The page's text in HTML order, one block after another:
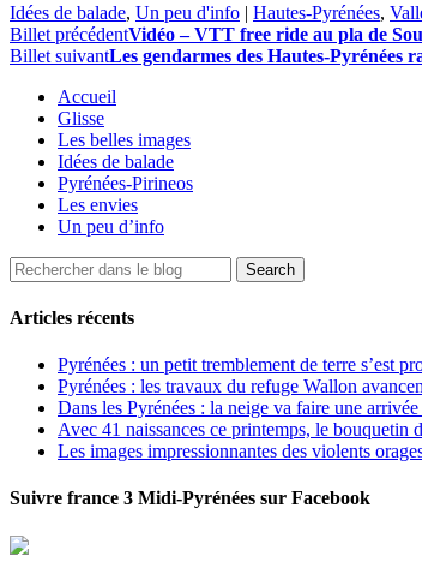
Idées de balade, Un peu d'info | Hautes-Pyrénées,
Billet précédentVidéo – VTT free ride au pla de
Billet suivantLes gendarmes des Hautes-Pyrénées
Accueil
Glisse
Les belles images
Idées de balade
Pyrénées-Pirineos
Les envies
Un peu d’info
Articles récents
Pyrénées : un petit tremblement de terre s’est
Pyrénées : les travaux du refuge Wallon
Dans les Pyrénées : la neige va faire une
Avec 41 naissances ce printemps, le bouquetin
Les images impressionnantes des violents
Suivre france 3 Midi-Pyrénées sur Facebook